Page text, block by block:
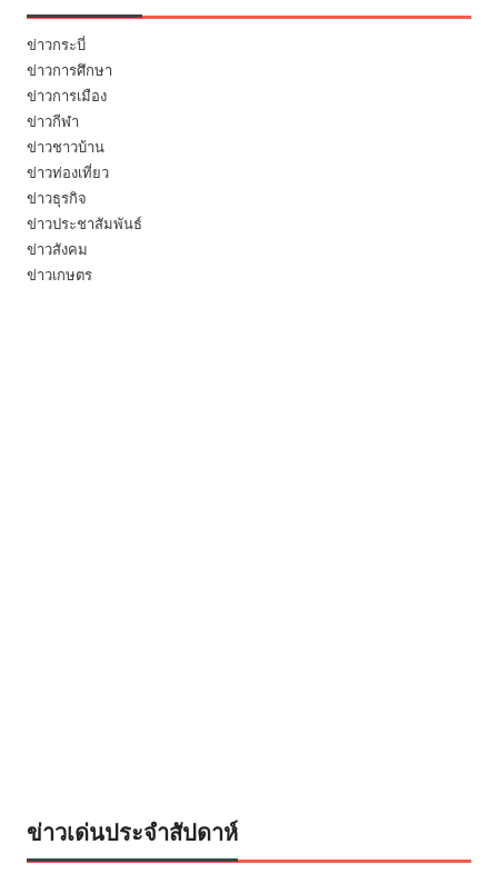
ข่าวกระบี่
ข่าวการศึกษา
ข่าวการเมือง
ข่าวกีฬา
ข่าวชาวบ้าน
ข่าวท่องเที่ยว
ข่าวธุรกิจ
ข่าวประชาสัมพันธ์
ข่าวสังคม
ข่าวเกษตร
ข่าวเด่นประจำสัปดาห์